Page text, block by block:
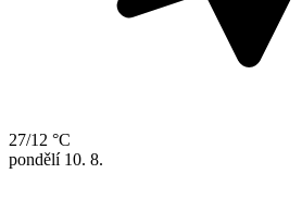
27/12 °C
pondělí 10. 8.